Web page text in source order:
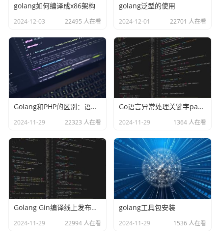
golang如何编译成x86架构
2024-12-03 22495 人在看
golang泛型的使用
2024-12-01 22701 人在看
Golang和PHP的区别：语言类型、难易、性能、安全
2024-11-29 22323 人在看
Go语言异常处理关键字panic和recover
2024-11-29 1364 人在看
Golang Gin编译线上发布模式（Release）
2024-11-29 22994 人在看
golang工具包安装
2024-11-29 1536 人在看